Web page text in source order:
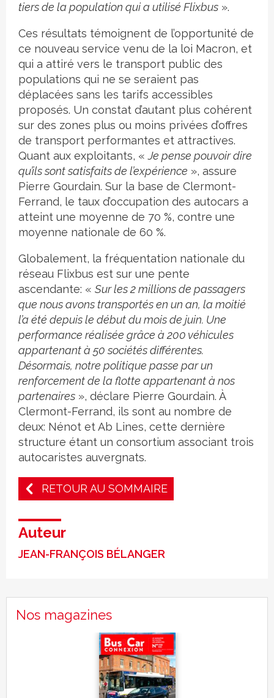
tiers de la population qui a utilisé Flixbus ».
Ces résultats témoignent de l’opportunité de
ce nouveau service venu de la loi Macron, et
qui a attiré vers le transport public des
populations qui ne se seraient pas
déplacées sans les tarifs accessibles
proposés. Un constat d’autant plus cohérent
sur des zones plus ou moins privées d’offres
de transport performantes et attractives.
Quant aux exploitants, «Je pense pouvoir dire
qu’ils sont satisfaits de l’expérience », assure
Pierre Gourdain. Sur la base de Clermont-
Ferrand, le taux d’occupation des autocars a
atteint une moyenne de 70 %, contre une
moyenne nationale de 60 %.
Globalement, la fréquentation nationale du
réseau Flixbus est sur une pente
ascendante: « Sur les 2 millions de passagers
que nous avons transportés en un an, la moitié
l’a été depuis le début du mois de juin. Une
performance réalisée grâce à 200 véhicules
appartenant à 50 sociétés différentes.
Désormais, notre politique passe par un
renforcement de la flotte appartenant à nos
partenaires », déclare Pierre Gourdain. À
Clermont-Ferrand, ils sont au nombre de
deux: Nénot et Ab Lines, cette dernière
structure étant un consortium associant trois
autocaristes auvergnats.
RETOUR AU SOMMAIRE
Auteur
JEAN-FRANÇOIS BÉLANGER
Nos magazines